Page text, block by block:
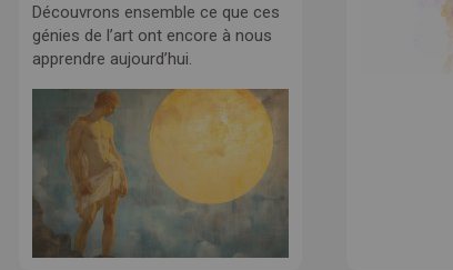
Découvrons ensemble ce que ces
génies de l’art ont encore à nous
apprendre aujourd’hui.